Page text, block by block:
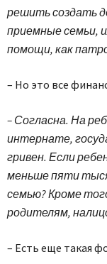
решить создать
приемные семьи,
помощи, как
– Но это все
– Согласна. На
интернате,
гривен. Если
меньше пяти
семью? Кроме
родителям,
– Есть еще такая